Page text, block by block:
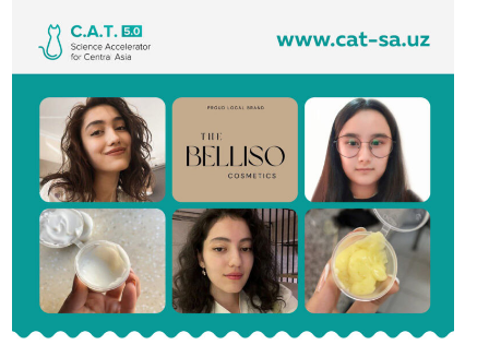
+99897 700 16 38
+99890 319 23 51